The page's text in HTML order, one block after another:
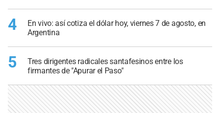
4
En vivo: así cotiza el dólar hoy, viernes 7 de agosto, en
Argentina
5
Tres dirigentes radicales santafesinos entre los
firmantes de "Apurar el Paso"